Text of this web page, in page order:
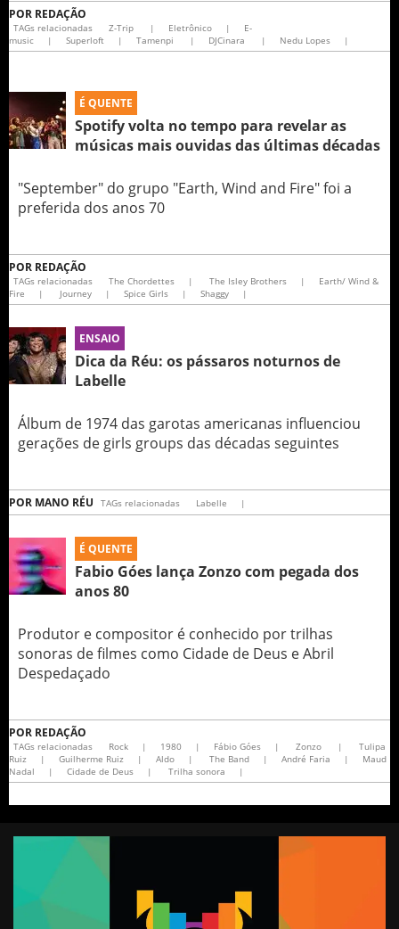
POR REDAÇÃO
TAGs relacionadas Z-Trip | Eletrônico |
E-
music
| Superloft | Tamenpi | DJCinara | Nedu Lopes |
É QUENTE
Spotify volta no tempo para revelar as
músicas mais ouvidas das últimas décadas
"September" do grupo "Earth, Wind and Fire" foi a
preferida dos anos 70
POR REDAÇÃO
TAGs relacionadas The Chordettes | The Isley Brothers |
Earth/ Wind &
Fire
| Journey | Spice Girls | Shaggy |
ENSAIO
Dica da Réu: os pássaros noturnos de
Labelle
Álbum de 1974 das garotas americanas influenciou
gerações de girls groups das décadas seguintes
POR MANO RÉU TAGs relacionadas Labelle |
É QUENTE
Fabio Góes lança Zonzo com pegada dos
anos 80
Produtor e compositor é conhecido por trilhas
sonoras de filmes como Cidade de Deus e Abril
Despedaçado
POR REDAÇÃO
TAGs relacionadas Rock | 1980 | Fábio Góes | Zonzo |
Tulipa
Ruiz
| Guilherme Ruiz | Aldo | The Band | André Faria |
Maud
Nadal
| Cidade de Deus | Trilha sonora |